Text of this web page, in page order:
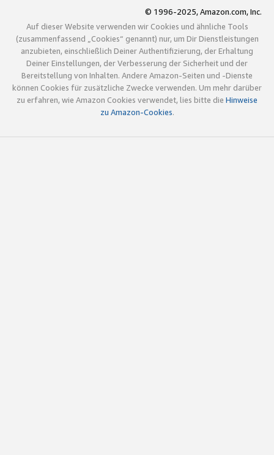
© 1996-2025, Amazon.com, Inc.
Auf dieser Website verwenden wir Cookies und ähnliche Tools
(zusammenfassend „Cookies“ genannt) nur, um Dir Dienstleistungen
anzubieten, einschließlich Deiner Authentifizierung, der Erhaltung
Deiner Einstellungen, der Verbesserung der Sicherheit und der
Bereitstellung von Inhalten. Andere Amazon-Seiten und -Dienste
können Cookies für zusätzliche Zwecke verwenden. Um mehr darüber
zu erfahren, wie Amazon Cookies verwendet, lies bitte die Hinweise
zu Amazon-Cookies.